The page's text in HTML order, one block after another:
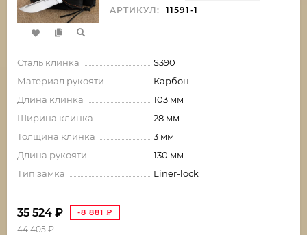
АРТИКУЛ:
11591-1
Сталь клинка
S390
Материал рукояти
Карбон
Длина клинка
103 мм
Ширина клинка
28 мм
Толщина клинка
3 мм
Длина рукояти
130 мм
Тип замка
Liner-lock
35 524 ₽ -8 881 ₽
44 405₽